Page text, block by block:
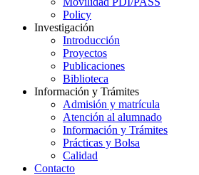
Policy
Investigación
Introducción
Proyectos
Publicaciones
Biblioteca
Información y Trámites
Admisión y matrícula
Atención al alumnado
Información y Trámites
Prácticas y Bolsa
Calidad
Contacto